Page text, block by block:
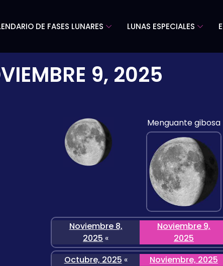
DE FASES LUNARES LUNAS ESPECIALES
9, 2025
Menguante gibosa
Noviembre 8,
2025 «
Noviembre 9,
2025
Octubre, 2025 « Noviembre, 2025